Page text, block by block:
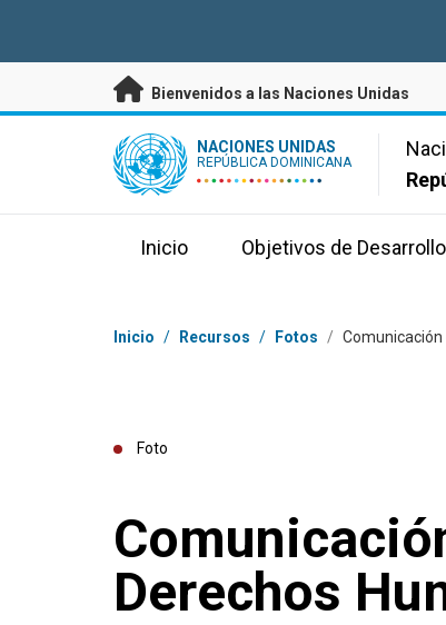
Bienvenidos a las Naciones Unidas
UN Logo NACIONES UNIDAS
REPÚBLICA DOMINICANA
Inicio Objetivos de
Coordenadas dentro de la ruta de
Inicio / Recursos / Fotos /
Foto
Derechos